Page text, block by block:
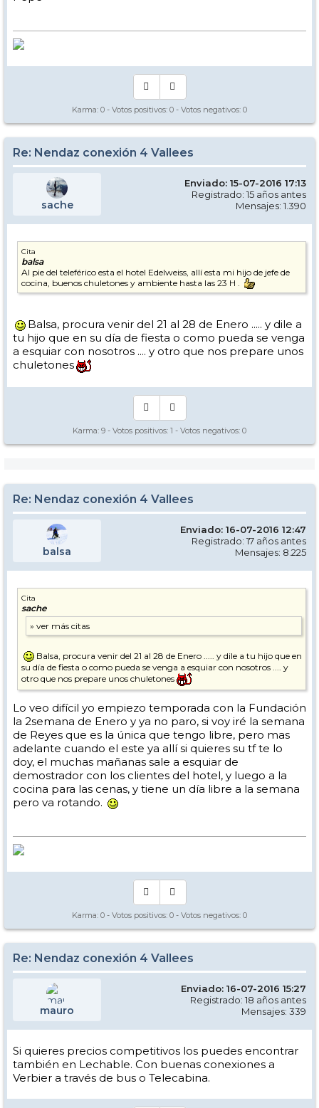
Karma: 0 - Votos positivos: 0 - Votos negativos: 0
Re: Nendaz conexión 4 Vallees
sache
Enviado: 15-07-2016 17:13
Registrado: 15 años antes
Mensajes: 1.390
Cita
balsa
Al pie del teleférico esta el hotel Edelweiss, allí esta mi hijo de jefe de
cocina, buenos chuletones y ambiente hasta las 23 H .
Balsa, procura venir del 21 al 28 de Enero ..... y dile a
tu hijo que en su día de fiesta o como pueda se venga
a esquiar con nosotros .... y otro que nos prepare unos
chuletones
Karma: 9 - Votos positivos: 1 - Votos negativos: 0
Re: Nendaz conexión 4 Vallees
balsa
Enviado: 16-07-2016 12:47
Registrado: 17 años antes
Mensajes: 8.225
Cita
sache
Balsa, procura venir del 21 al 28 de Enero ..... y dile a tu hijo que en
su día de fiesta o como pueda se venga a esquiar con nosotros .... y
otro que nos prepare unos chuletones
Lo veo difícil yo empiezo temporada con la Fundación
la 2semana de Enero y ya no paro, si voy iré la semana
de Reyes que es la única que tengo libre, pero mas
adelante cuando el este ya allí si quieres su tf te lo
doy, el muchas mañanas sale a esquiar de
demostrador con los clientes del hotel, y luego a la
cocina para las cenas, y tiene un día libre a la semana
pero va rotando.
Karma: 0 - Votos positivos: 0 - Votos negativos: 0
Re: Nendaz conexión 4 Vallees
mauro
Enviado: 16-07-2016 15:27
Registrado: 18 años antes
Mensajes: 339
Si quieres precios competitivos los puedes encontrar
también en Lechable. Con buenas conexiones a
Verbier a través de bus o Telecabina.